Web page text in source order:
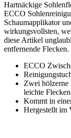
Hartnäckige
ECCO
Schaumapplikator
wirkungsvollsten,
diese Artikel
entfernende Flecken.
ECCO
Zwei hölzerne
leichte
Kommt in
Hergestellt im